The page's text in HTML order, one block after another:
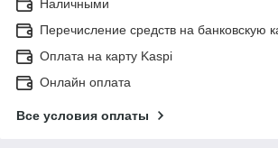
Наличными
Перечисление средств на банковскую
Оплата на карту Kaspi
Онлайн оплата
Все условия оплаты